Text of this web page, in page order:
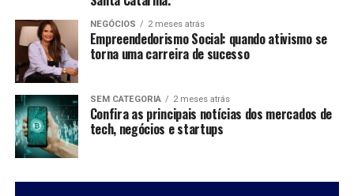
O empreendedorismo social, impulsionado por líderes
como Tatiana Souza, demonstra que ativismo pode, sim,
ser uma carreira de sucesso. As mulheres no comando
dessas organizações não apenas promovem mudanças
significativas em suas comunidades, mas também
inspiram futuras gerações a seguir seus passos,
mostrando que é possível transformar a sociedade
NEGÓCIOS 2 meses atrás
Empreendedorismo Social: quando ativismo se
torna uma carreira de sucesso
SEM CATEGORIA 2 meses atrás
Confira as principais notícias dos mercados de
tech, negócios e startups